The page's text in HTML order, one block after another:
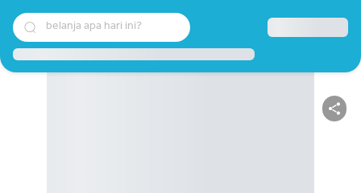
belanja apa hari ini?